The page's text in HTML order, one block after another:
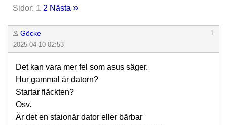
Sidor: 1 2 Nästa »
Göcke
1
2025-04-10 02:53
Det kan vara mer fel som asus säger.
Hur gammal är datorn?
Startar fläckten?
Osv.
Är det en staionär dator eller bärbar